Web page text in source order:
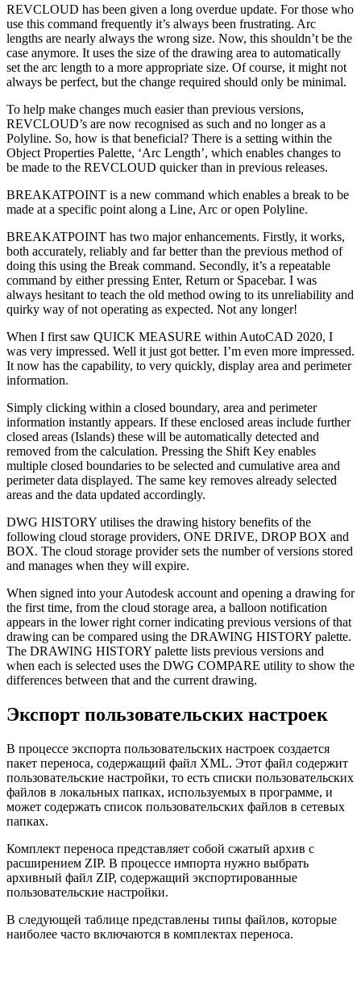
REVCLOUD has been given a long overdue update. For those who
use this command frequently it’s always been frustrating. Arc
lengths are nearly always the wrong size. Now, this shouldn’t be the
case anymore. It uses the size of the drawing area to automatically
set the arc length to a more appropriate size. Of course, it might not
always be perfect, but the change required should only be minimal.
To help make changes much easier than previous versions,
REVCLOUD’s are now recognised as such and no longer as a
Polyline. So, how is that beneficial? There is a setting within the
Object Properties Palette, ‘Arc Length’, which enables changes to
be made to the REVCLOUD quicker than in previous releases.
BREAKATPOINT is a new command which enables a break to be
made at a specific point along a Line, Arc or open Polyline.
BREAKATPOINT has two major enhancements. Firstly, it works,
both accurately, reliably and far better than the previous method of
doing this using the Break command. Secondly, it’s a repeatable
command by either pressing Enter, Return or Spacebar. I was
always hesitant to teach the old method owing to its unreliability and
quirky way of not operating as expected. Not any longer!
When I first saw QUICK MEASURE within AutoCAD 2020, I
was very impressed. Well it just got better. I’m even more impressed.
It now has the capability, to very quickly, display area and perimeter
information.
Simply clicking within a closed boundary, area and perimeter
information instantly appears. If these enclosed areas include further
closed areas (Islands) these will be automatically detected and
removed from the calculation. Pressing the Shift Key enables
multiple closed boundaries to be selected and cumulative area and
perimeter data displayed. The same key removes already selected
areas and the data updated accordingly.
DWG HISTORY utilises the drawing history benefits of the
following cloud storage providers, ONE DRIVE, DROP BOX and
BOX. The cloud storage provider sets the number of versions stored
and manages when they will expire.
When signed into your Autodesk account and opening a drawing for
the first time, from the cloud storage area, a balloon notification
appears in the lower right corner indicating previous versions of that
drawing can be compared using the DRAWING HISTORY palette.
The DRAWING HISTORY palette lists previous versions and
when each is selected uses the DWG COMPARE utility to show the
differences between that and the current drawing.
Экспорт пользовательских настроек
В процессе экспорта пользовательских настроек создается
пакет переноса, содержащий файл XML. Этот файл содержит
пользовательские настройки, то есть списки пользовательских
файлов в локальных папках, используемых в программе, и
может содержать список пользовательских файлов в сетевых
папках.
Комплект переноса представляет собой сжатый архив с
расширением ZIP. В процессе импорта нужно выбрать
архивный файл ZIP, содержащий экспортированные
пользовательские настройки.
В следующей таблице представлены типы файлов, которые
наиболее часто включаются в комплектах переноса.